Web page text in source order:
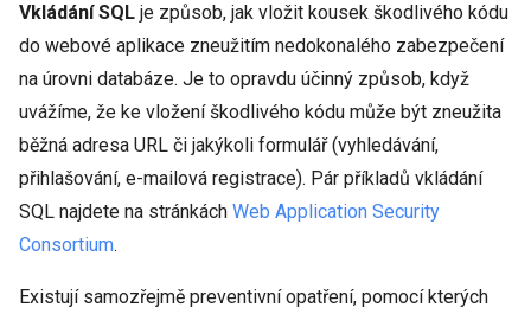
Vkládání SQL je způsob, jak vložit kousek škodlivého kódu
do webové aplikace zneužitím nedokonalého zabezpečení
na úrovni databáze. Je to opravdu účinný způsob, když
uvážíme, že ke vložení škodlivého kódu může být zneužita
běžná adresa URL či jakýkoli formulář (vyhledávání,
přihlašování, e-mailová registrace). Pár příkladů vkládání
SQL najdete na stránkách Web Application Security
Consortium.
Existují samozřejmě preventivní opatření, pomocí kterých